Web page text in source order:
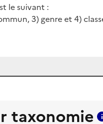
le suivant :
3) genre et 4)
taxonomie